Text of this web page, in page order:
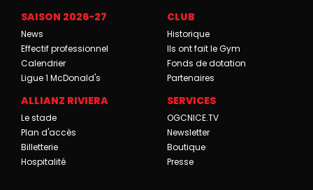
SAISON 2026-27
News
Effectif professionnel
Calendrier
Ligue 1 McDonald's
CLUB
Historique
Ils ont fait le Gym
Fonds de dotation
Partenaires
ALLIANZ RIVIERA
Le stade
Plan d'accès
Billetterie
Hospitalité
SERVICES
OGCNICE.TV
Newsletter
Boutique
Presse